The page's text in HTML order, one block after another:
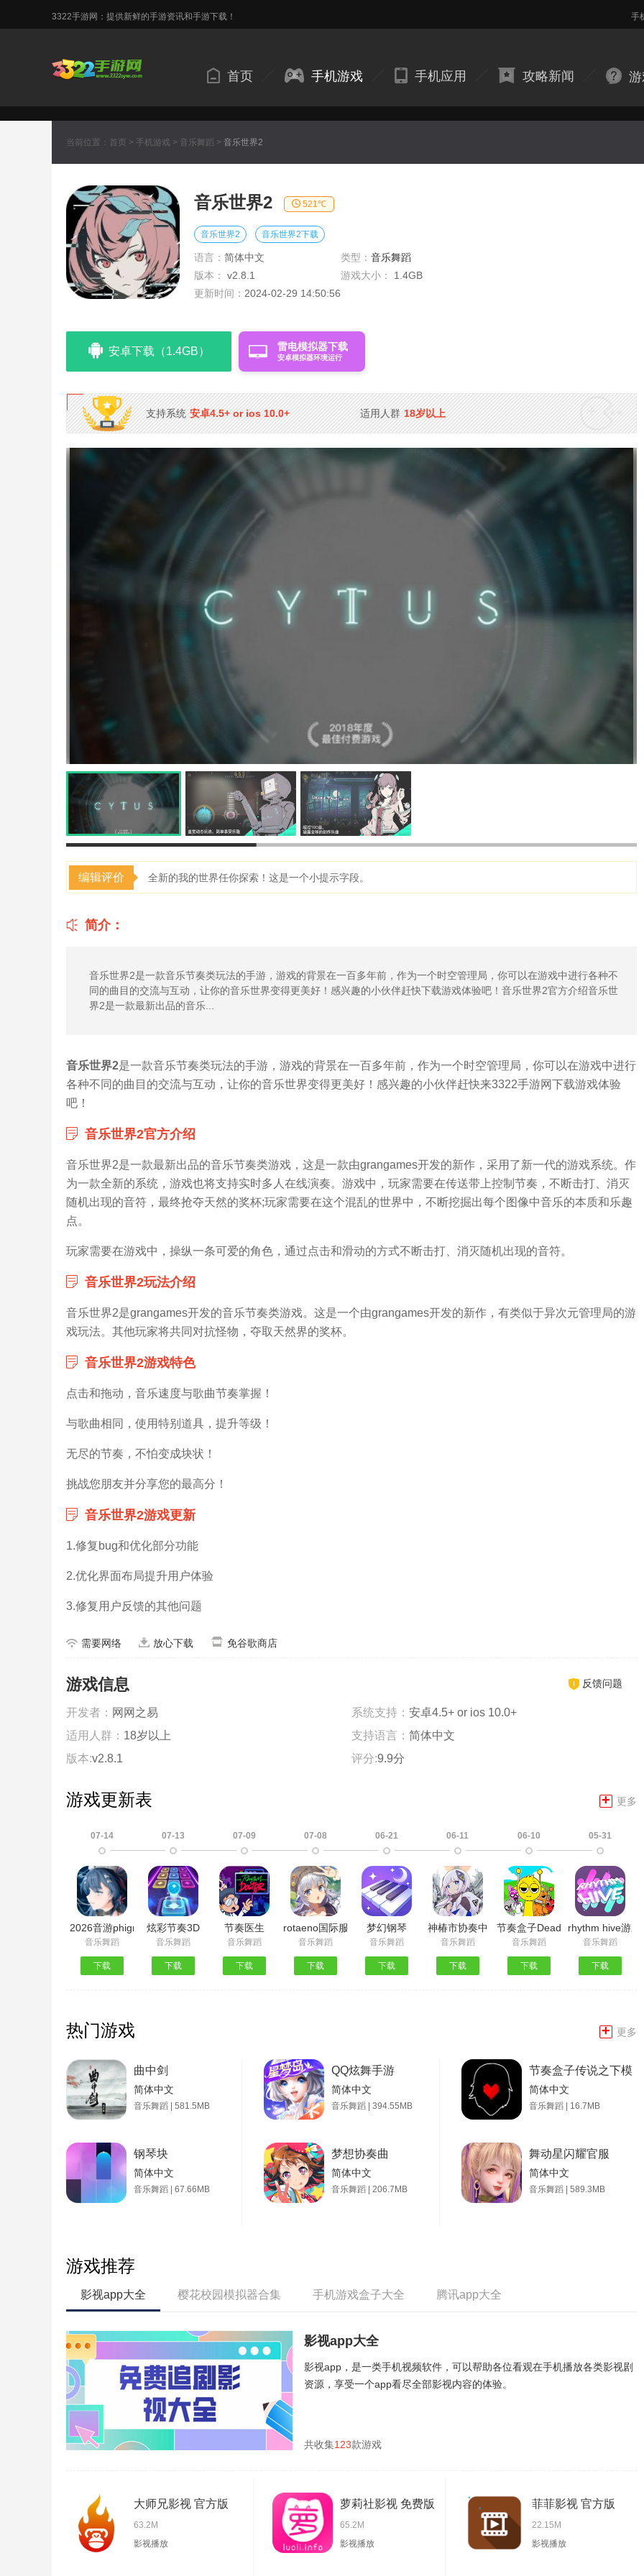
3322手游网：提供新鲜的手游资讯和手游下载！ 手
首页 手机游戏 手机应用 攻略新闻
当前位置： 首页 > 手机游戏 > 音乐舞蹈 > 音乐世界2
音乐世界2 521℃
音乐世界2 音乐世界2下载
语言： 简体中文 类型： 音乐舞蹈
版本：
v2.8.1 游戏大小：
1.4GB
更新时间： 2024-02-29 14:50:56
安卓下载（1.4GB） 雷电模拟器下载
安卓模拟器环境运行
支持系统 安卓4.5+ or ios 10.0+ 适用人群 18岁以上
编辑评价 全新的我的世界任你探索！这是一个小提示字段。
简介：
音乐世界2是一款音乐节奏类玩法的手游，游戏的背景在一百多年前，作为一个时空管理局，你可以在游戏中进行各种不
同的曲目的交流与互动，让你的音乐世界变得更美好！感兴趣的小伙伴赶快下载游戏体验吧！音乐世界2官方介绍音乐世
界2是一款最新出品的音乐...
音乐世界2是一款音乐节奏类玩法的手游，游戏的背景在一百多年前，作为一个时空管理局，你可以在游戏中进行
各种不同的曲目的交流与互动，让你的音乐世界变得更美好！感兴趣的小伙伴赶快来3322手游网下载游戏体验
吧！
音乐世界2官方介绍
音乐世界2是一款最新出品的音乐节奏类游戏，这是一款由grangames开发的新作，采用了新一代的游戏系统。作
为一款全新的系统，游戏也将支持实时多人在线演奏。游戏中，玩家需要在传送带上控制节奏，不断击打、消灭
随机出现的音符，最终抢夺天然的奖杯;玩家需要在这个混乱的世界中，不断挖掘出每个图像中音乐的本质和乐趣
点。
玩家需要在游戏中，操纵一条可爱的角色，通过点击和滑动的方式不断击打、消灭随机出现的音符。
音乐世界2玩法介绍
音乐世界2是grangames开发的音乐节奏类游戏。这是一个由grangames开发的新作，有类似于异次元管理局的游
戏玩法。其他玩家将共同对抗怪物，夺取天然界的奖杯。
音乐世界2游戏特色
点击和拖动，音乐速度与歌曲节奏掌握！
与歌曲相同，使用特别道具，提升等级！
无尽的节奏，不怕变成块状！
挑战您朋友并分享您的最高分！
音乐世界2游戏更新
1.修复bug和优化部分功能
2.优化界面布局提升用户体验
3.修复用户反馈的其他问题
需要网络 放心下载 免谷歌商店
游戏信息 反馈问题
开发者： 网网之易 系统支持： 安卓4.5+ or ios 10.0+
适用人群： 18岁以上 支持语言： 简体中文
版本:v2.8.1 评分:9.9分
游戏更新表 + 更多
07-14
2026音游phigros官方正版
音乐舞蹈
下载
07-13
炫彩节奏3D
音乐舞蹈
下载
07-09
节奏医生
音乐舞蹈
下载
07-08
rotaeno国际服
音乐舞蹈
下载
06-21
梦幻钢琴
音乐舞蹈
下载
06-11
神椿市协奏中
音乐舞蹈
下载
06-10
节奏盒子Deadinside模组
音乐舞蹈
下载
05-31
rhythm hive游戏
音乐舞蹈
下载
热门游戏 + 更多
曲中剑
简体中文
音乐舞蹈 | 581.5MB
QQ炫舞手游
简体中文
音乐舞蹈 | 394.55MB
节奏盒子传说之下模组
简体中文
音乐舞蹈 | 16.7MB
钢琴块
简体中文
音乐舞蹈 | 67.66MB
梦想协奏曲
简体中文
音乐舞蹈 | 206.7MB
舞动星闪耀官服
简体中文
音乐舞蹈 | 589.3MB
游戏推荐
影视app大全 樱花校园模拟器合集 手机游戏盒子大全 腾讯app大全
影视app大全
影视app，是一类手机视频软件，可以帮助各位看观在手机播放各类影视剧
资源，享受一个app看尽全部影视内容的体验。
共收集123款游戏
大师兄影视 官方版
63.2M
影视播放
萝莉社影视 免费版
65.2M
影视播放
菲菲影视 官方版
22.15M
影视播放